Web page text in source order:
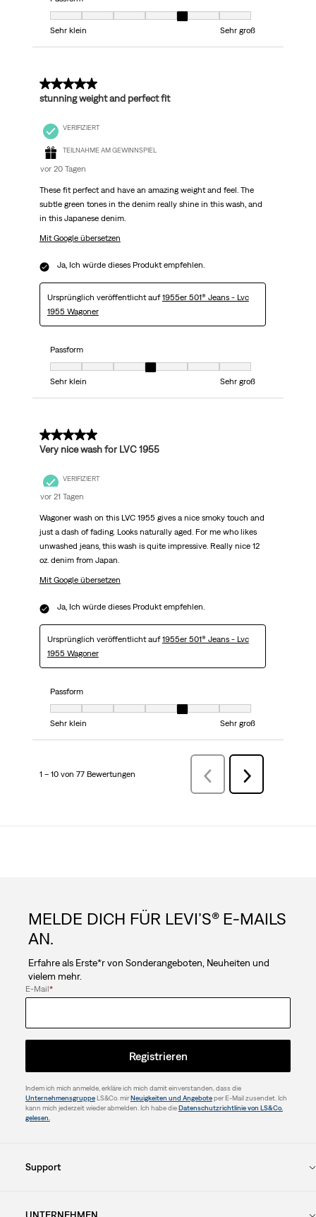
Passform, 5 von 7, wobei 1 gleich Sehr klein ist und 7 gleich Sehr groß
Sehr klein
Sehr groß
5 von 5 Sternen.
stunning weight and perfect fit
VERIFIZIERT
TEILNAHME AM GEWINNSPIEL
vor 20 Tagen
These fit perfect and have an amazing weight and feel. The
subtle green tones in the denim really shine in this wash, and
in this Japanese denim.
Mit Google übersetzen
Ja, Ich würde dieses Produkt empfehlen.
Ursprünglich veröffentlicht auf1955er 501® Jeans - Lvc
1955 Wagoner
Passform
Passform, 4 von 7, wobei 1 gleich Sehr klein ist und 7 gleich Sehr groß
Sehr klein
Sehr groß
5 von 5 Sternen.
Very nice wash for LVC 1955
VERIFIZIERT
vor 21 Tagen
Wagoner wash on this LVC 1955 gives a nice smoky touch and
just a dash of fading. Looks naturally aged. For me who likes
unwashed jeans, this wash is quite impressive. Really nice 12
oz. denim from Japan.
Mit Google übersetzen
Ja, Ich würde dieses Produkt empfehlen.
Ursprünglich veröffentlicht auf1955er 501® Jeans - Lvc
1955 Wagoner
Passform
Passform, 5 von 7, wobei 1 gleich Sehr klein ist und 7 gleich Sehr groß
Sehr klein
Sehr groß
1 – 10 von 77 Bewertungen ZurückBewertungen
Weiter
Bewertungen
MELDE DICH FÜR LEVI’S® E-MAILS
AN.
Erfahre als Erste*r von Sonderangeboten, Neuheiten und
vielem mehr.
E-Mail*
Registrieren
Indem ich mich anmelde, erkläre ich mich damit einverstanden, dass die
UnternehmensgruppeLS&Co. mirNeuigkeiten und Angeboteper E-Mail zusendet. Ich
kann mich jederzeit wieder abmelden. Ich habe dieDatenschutzrichtlinie von LS&Co.
gelesen.
Support